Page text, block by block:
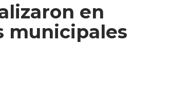
en
municipales